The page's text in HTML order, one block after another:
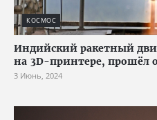
КОСМОС
Индийский ракетный
на 3D-принтере, прошёл
3 Июнь, 2024